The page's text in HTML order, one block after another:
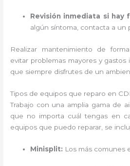
Revisión inmediata si hay
algún síntoma, contacta a un
Realizar mantenimiento de
evitar problemas mayores y gastos
que siempre disfrutes de un
Tipos de equipos que reparo en
Trabajo con una amplia gama de
que no importa cuál tengas en
equipos que puedo reparar, se
Minisplit: Los más comunes